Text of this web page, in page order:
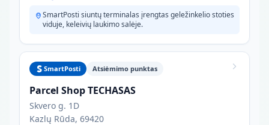
SmartPosti siuntų terminalas įrengtas geležinkelio stoties
viduje, keleivių laukimo salėje.
SmartPosti Atsiėmimo punktas
Parcel Shop TECHASAS
Skvero g. 1D
Kazlų Rūda, 69420